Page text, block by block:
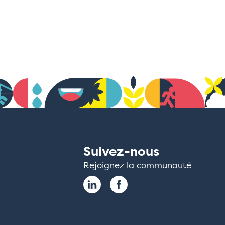
Suivez-nous
Rejoignez la communauté